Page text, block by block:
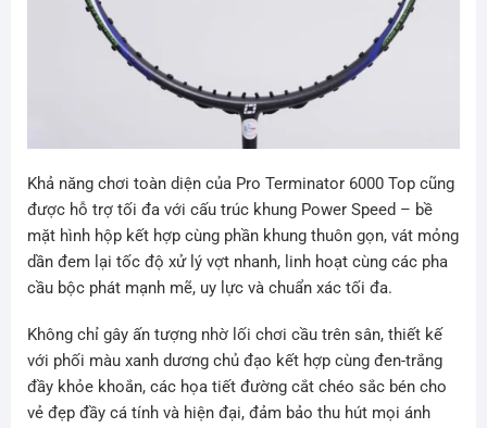
Khả năng chơi toàn diện của Pro Terminator 6000 Top cũng
được hỗ trợ tối đa với cấu trúc khung Power Speed – bề
mặt hình hộp kết hợp cùng phần khung thuôn gọn, vát mỏng
dần đem lại tốc độ xử lý vợt nhanh, linh hoạt cùng các pha
cầu bộc phát mạnh mẽ, uy lực và chuẩn xác tối đa.
Không chỉ gây ấn tượng nhờ lối chơi cầu trên sân, thiết kế
với phối màu xanh dương chủ đạo kết hợp cùng đen-trắng
đầy khỏe khoắn, các họa tiết đường cắt chéo sắc bén cho
vẻ đẹp đầy cá tính và hiện đại, đảm bảo thu hút mọi ánh